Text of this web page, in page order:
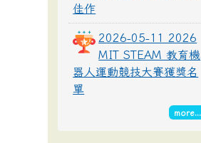
佳作
2026-05-11 2026
MIT STEAM 教育機
器人運動競技大賽獲獎名
單
more...